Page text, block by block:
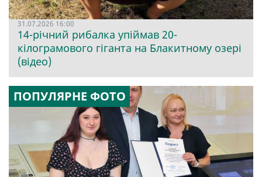
31.07.2026 16:00
14-річний рибалка упіймав 20-
кілограмового гіганта на Блакитному озері
(відео)
ПОПУЛЯРНЕ ФОТО